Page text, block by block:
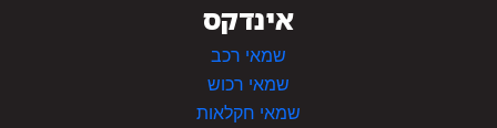
אינדקס
שמאי רכב
שמאי רכוש
שמאי חקלאות